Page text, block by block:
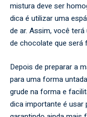
mistura deve ser
dica é utilizar uma
de ar. Assim, você
de chocolate que
Depois de preparar a
para uma forma
grude na forma e
dica importante é